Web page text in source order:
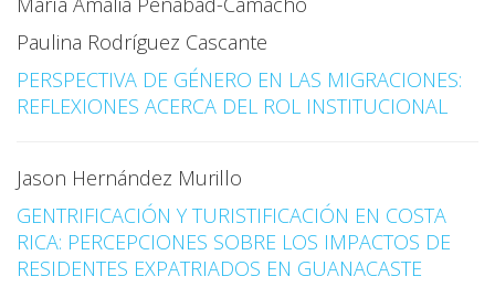
Paulina Rodríguez Cascante
PERSPECTIVA DE GÉNERO EN LAS MIGRACIONES:
REFLEXIONES ACERCA DEL ROL INSTITUCIONAL
Jason Hernández Murillo
GENTRIFICACIÓN Y TURISTIFICACIÓN EN COSTA
RICA: PERCEPCIONES SOBRE LOS IMPACTOS DE
RESIDENTES EXPATRIADOS EN GUANACASTE